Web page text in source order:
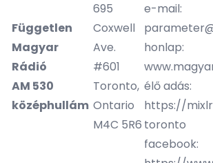
Független
Magyar
Rádió
AM 530
középhullám
695
Coxwell
Ave.
#601
Toronto,
Ontario
M4C 5R6
e-mail:
honlap:
élő adás:
https://
toronto
facebook: